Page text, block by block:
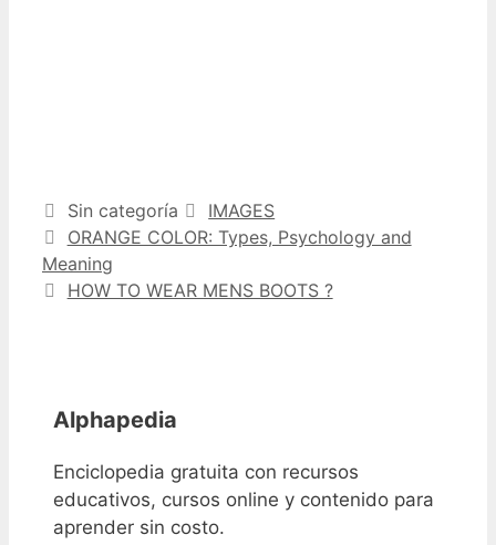
Categorías
Sin categoría Etiquetas
IMAGES
ORANGE COLOR: Types, Psychology and
Meaning
HOW TO WEAR MENS BOOTS ?
Alphapedia
Enciclopedia gratuita con recursos
educativos, cursos online y contenido para
aprender sin costo.